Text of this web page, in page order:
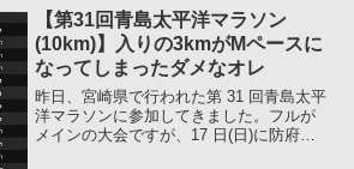
回目、毎年防府...
【第31回青島太平洋マラソン
(10km)】入りの3kmがMペースに
なってしまったダメなオレ
昨日、宮崎県で行われた第 31 回青島太平
洋マラソンに参加してきました。フルが
メインの大会ですが、17 日(日)に防府読